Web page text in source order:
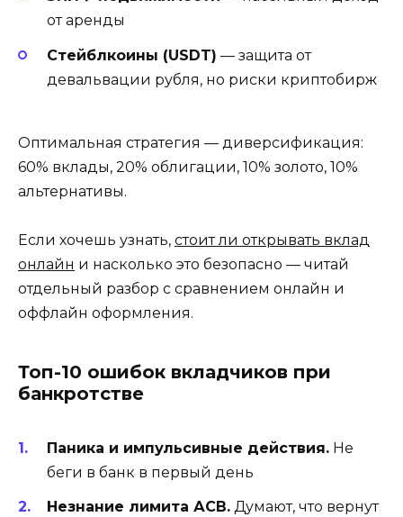
от аренды
Стейблкоины (USDT) — защита от
девальвации рубля, но риски криптобирж
Оптимальная стратегия — диверсификация:
60% вклады, 20% облигации, 10% золото, 10%
альтернативы.
Если хочешь узнать, стоит ли открывать вклад
онлайн и насколько это безопасно — читай
отдельный разбор с сравнением онлайн и
оффлайн оформления.
Топ-10 ошибок вкладчиков при
банкротстве
Паника и импульсивные действия. Не
беги в банк в первый день
Незнание лимита АСВ. Думают, что вернут